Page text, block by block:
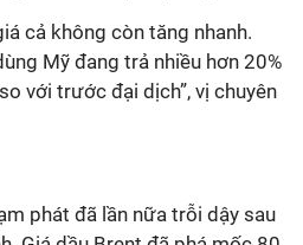
cả không còn tăng nhanh.
Mỹ đang trả nhiều hơn 20%
với trước đại dịch”, vị chuyên
phát đã lần nữa trỗi dậy sau